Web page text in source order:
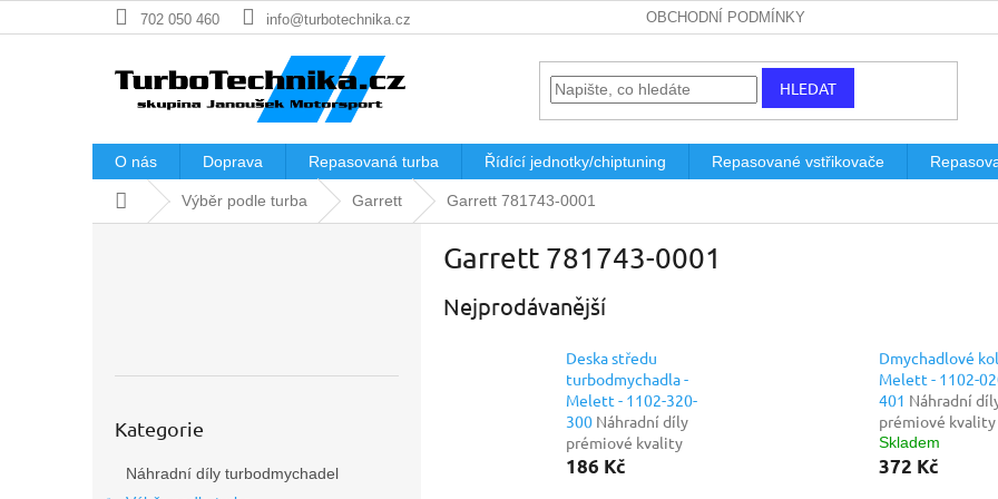
na
702 050 460 info@turbotechnika.cz OBCHODNÍ PODMÍNKY
HLEDAT
O nás Doprava Repasovaná turba Řídící jednotky/chiptuning Repasované vstřikovače
Domů Výběr podle turba Garrett Garrett 781743-0001
kategorie
Kategorie
Náhradní díly turbodmychadel
Garrett 781743-0001
Nejprodávanější
Deska středu
turbodmychadla -
Melett - 1102-320-
300 Náhradní díly
prémiové kvality
186 Kč
Dmychadlové
Melett - 1102-
401 Náhradní
prémiové kvality
Skladem
372 Kč